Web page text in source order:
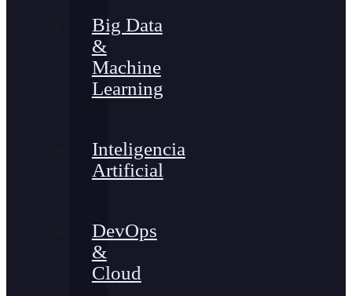
Big Data
&
Machine
Learning
Inteligencia
Artificial
DevOps
&
Cloud